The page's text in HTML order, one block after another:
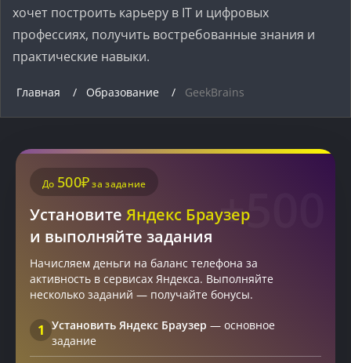
хочет построить карьеру в IT и цифровых
профессиях, получить востребованные знания и
практические навыки.
Главная Образование GeekBrains
+500
До 500₽за задание
Установите Яндекс Браузер
и выполняйте задания
Начисляем деньги на баланс телефона за
активность в сервисах Яндекса. Выполняйте
несколько заданий — получайте бонусы.
1 Установить Яндекс Браузер — основное
задание